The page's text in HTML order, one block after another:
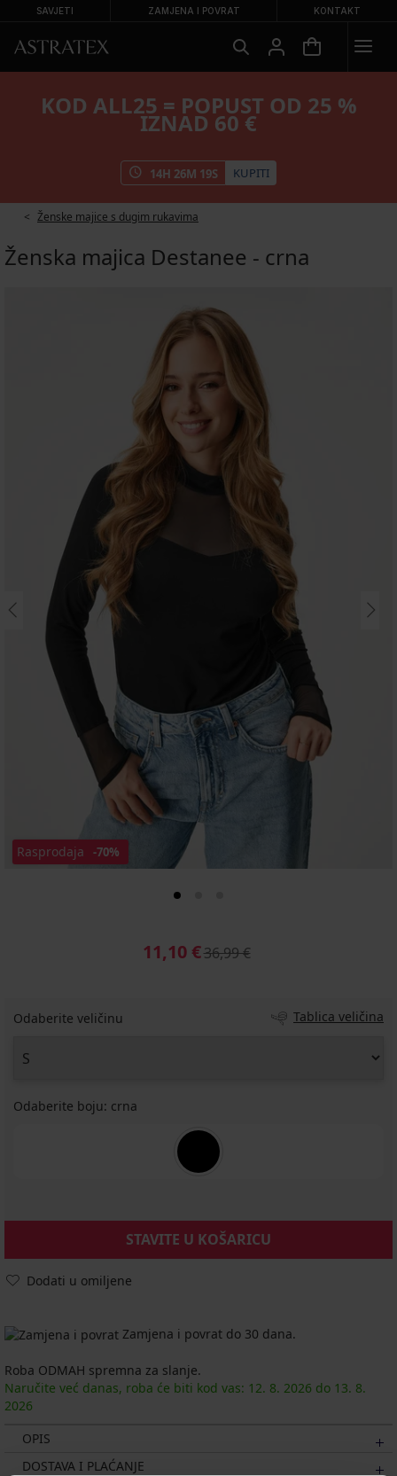
SAVJETI ZAMJENA I POVRAT KONTAKT
KOD ALL25 = POPUST OD 25 %
IZNAD 60 €
14H 26M 19S KUPITI
Ženske majice s dugim rukavima
Ženska majica Destanee - crna
Rasprodaja -70%
11,10 €36,99 €
Odaberite veličinu Tablica veličina
Odaberite boju: crna
STAVITE U KOŠARICU
Dodati u omiljene
Zamjena i povrat do 30 dana.
Roba ODMAH spremna za slanje.
Naručite već danas, roba će biti kod vas: 12. 8. 2026 do 13. 8.
2026
OPIS
DOSTAVA I PLAĆANJE